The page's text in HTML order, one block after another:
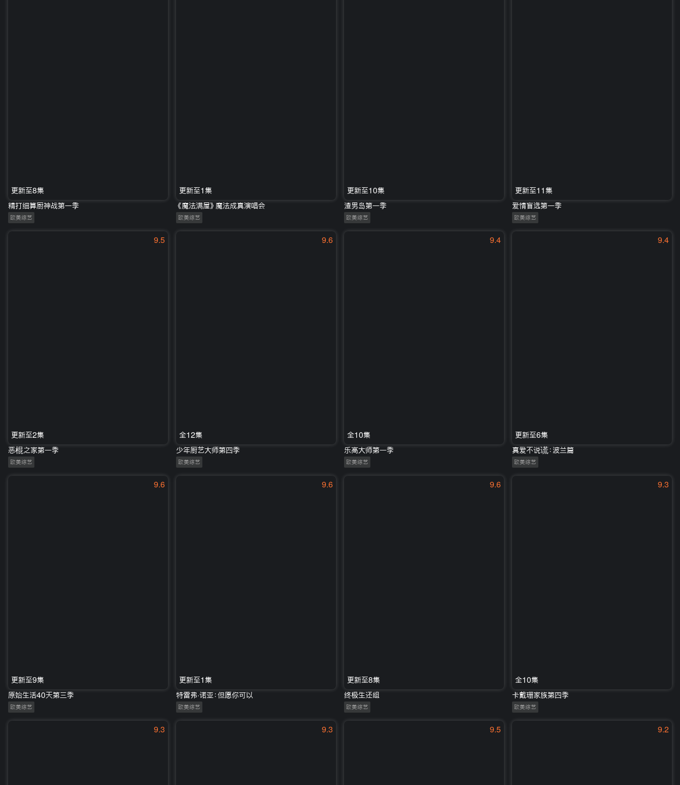
更新至8集
精打细算厨神战第一季
欧美综艺
更新至1集
《魔法满屋》魔法成真演唱会
欧美综艺
更新至10集
渣男岛第一季
欧美综艺
更新至11集
爱情盲选第一季
欧美综艺
9.5
更新至2集
恶棍之家第一季
欧美综艺
9.6
全12集
少年厨艺大师第四季
欧美综艺
9.4
全10集
乐高大师第一季
欧美综艺
9.4
更新至6集
真爱不说谎：波兰篇
欧美综艺
9.6
更新至9集
原始生活40天第三季
欧美综艺
9.6
更新至1集
特雷弗·诺亚：但愿你可以
欧美综艺
9.6
更新至8集
终极生还组
欧美综艺
9.3
全10集
卡戴珊家族第四季
欧美综艺
9.3 9.3 9.5 9.2